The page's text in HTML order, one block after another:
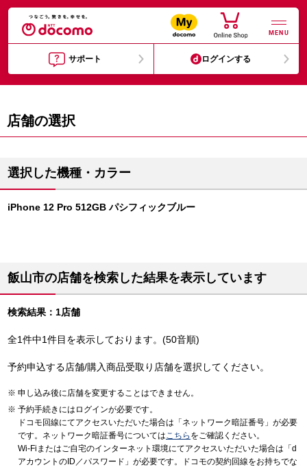
MENU
サポート ログインする
店舗の選択
選択した機種・カラー
iPhone 12 Pro 512GB パシフィックブルー
飯山市の店舗を検索した結果を表示しています
検索結果：1店舗
全1件中1件目を表示しております。(50音順)
予約申込する店舗/購入商品受取り店舗を選択してください。
申し込み後に店舗を変更することはできません。
予約手続きにはログインが必要です。
ドコモ回線にてアクセスいただいた場合は「ネットワーク暗証番号」が必要
です。ネットワーク暗証番号についてはこちら をご確認ください。
Wi-Fiまたはご自宅のインターネット環境にてアクセスいただいた場合は「d
アカウントのID／パスワード」が必要です。ドコモの契約回線をお持ちでな